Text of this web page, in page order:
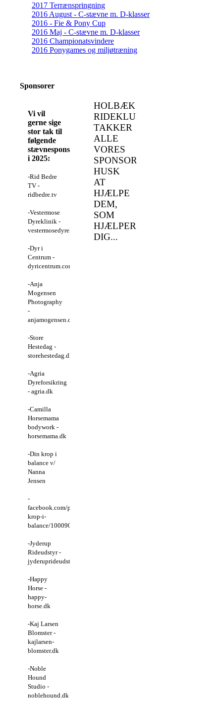
2017 Terrænspringning
2016 August - C-stævne m. D-klasser
2016 - Fie & Pony Cup
2016 Maj - C-stævne m. D-klasser
2016 Championatsvindere
2016 Ponygames og miljøtræning
Sponsorer
Vi vil
gerne sige
stor tak til
følgende
stævnesponsorer
i 2025:
-Rid Bedre
TV -
ridbedre.tv
-Vestermose
Dyreklinik -
vestermosedyreklinik.dk
-Dyr i
Centrum -
dyricentrum.com
-Anja
Mogensen
Photography
-
anjamogensen.dk
-Store
Hestedag -
storehestedag.dk
-Agria
Dyreforsikring
- agria.dk
-Camilla
Horsemama
bodywork -
horsemama.dk
-Din krop i
balance v/
Nanna
Jensen
-
facebook.com/people/Din-
krop-i-
balance/100090292622316/#
-Jyderup
Rideudstyr -
jyderuprideudstyr.dk
-Happy
Horse -
happy-
horse.dk
-Kaj Larsen
Blomster -
kajlarsen-
blomster.dk
-Noble
Hound
Studio -
noblehound.dk
HOLBÆK
RIDEKLUB
TAKKER
ALLE
VORES
SPONSORER.
HUSK
AT
HJÆLPE
DEM,
SOM
HJÆLPER
DIG...